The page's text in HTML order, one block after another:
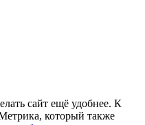
сайт ещё удобнее. К
который также